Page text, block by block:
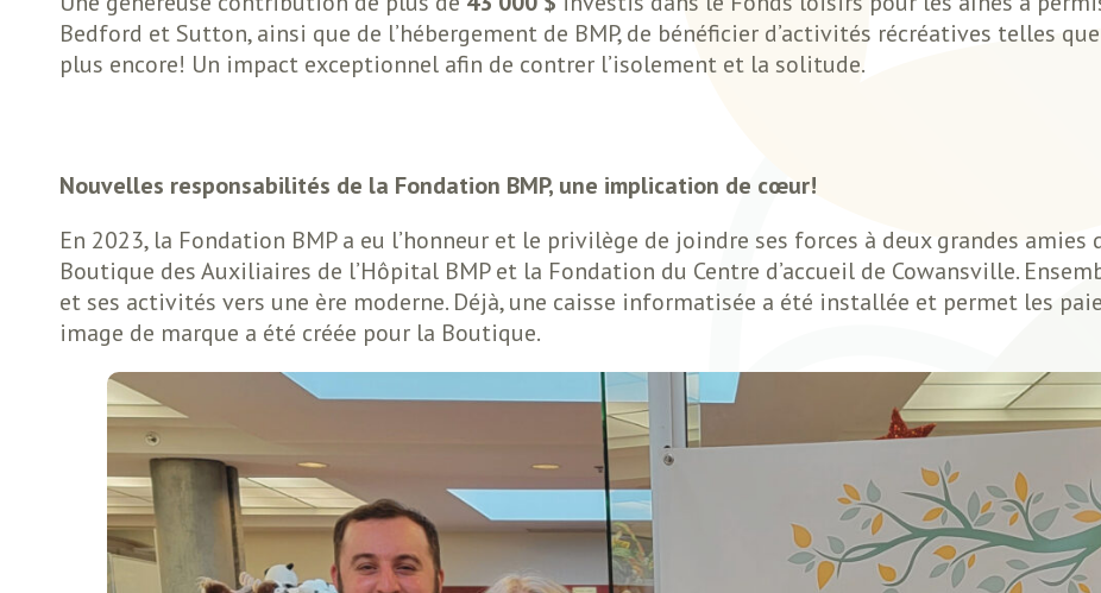
Bedford et Sutton, ainsi que de l’hébergement de BMP, de bénéficier d’activités récréatives telles
plus encore! Un impact exceptionnel afin de contrer l’isolement et la solitude.
Nouvelles responsabilités de la Fondation BMP, une implication de cœur!
En 2023, la Fondation BMP a eu l’honneur et le privilège de joindre ses forces à deux grandes
Boutique des Auxiliaires de l’Hôpital BMP et la Fondation du Centre d’accueil de Cowansville.
et ses activités vers une ère moderne. Déjà, une caisse informatisée a été installée et permet les
image de marque a été créée pour la Boutique.